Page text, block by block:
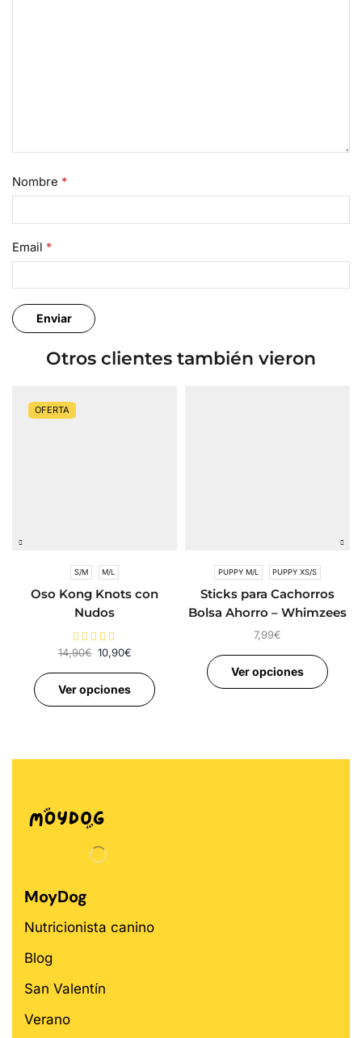
Nombre *
Email *
Otros clientes también vieron
OFERTA
S/M M/L
Oso Kong Knots con
Nudos
14,90€ 10,90€
Ver opciones
PUPPY M/L PUPPY XS/S
Sticks para Cachorros
Bolsa Ahorro – Whimzees
Puppy
7,99€
Ver opciones
MoyDog
Nutricionista canino
Blog
San Valentín
Verano